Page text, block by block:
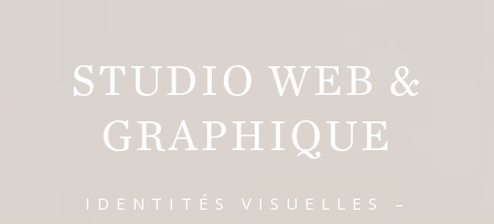
STUDIO WEB &
GRAPHIQUE
IDENTITÉS VISUELLES –